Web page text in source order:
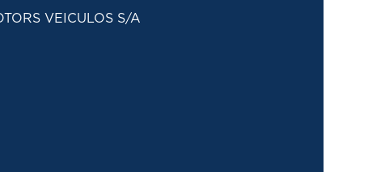
VEICULOS S/A